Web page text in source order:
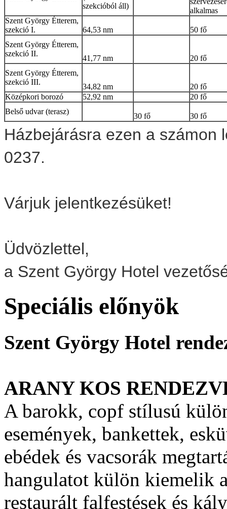
szekcióból áll)
alkalmas
Szent György Étterem,
szekció I.
64,53 nm
50 fő
Szent György Étterem,
szekció II.
41,77 nm
20 fő
Szent György Étterem,
szekció III.
34,82 nm
20 fő
Középkori borozó
52,92 nm
20 fő
Belső udvar (terasz)
30 fő 30 fő
Házbejárásra ezen a számon
0237.
Várjuk jelentkezésüket!
Üdvözlettel,
a Szent György Hotel
Speciális előnyök
Szent György Hotel
ARANY KOS
A barokk, copf stílusú
események, bankettek,
ebédek és vacsorák
hangulatot külön kiemelik
restaurált falfestések és